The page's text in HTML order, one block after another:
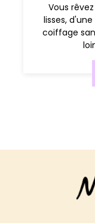
Vous
lisses,
coiffage